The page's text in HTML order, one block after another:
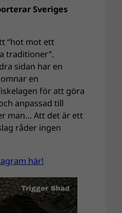
Sveriges
“hot mot ett
traditioner”.
sidan har en
en
för att göra
anpassad till
man… Att det är ett
råder ingen
här!